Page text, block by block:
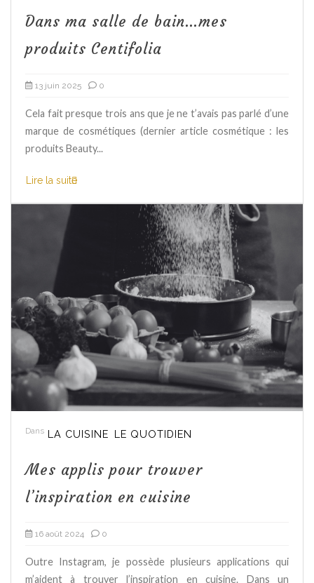
Dans ma salle de bain…mes
produits Centifolia
13 juin 2025 0
Cela fait presque trois ans que je ne t’avais pas parlé d’une
marque de cosmétiques (dernier article cosmétique : les
produits Beauty...
Lire la suite
Dans LA CUISINE LE QUOTIDIEN
Mes applis pour trouver
l’inspiration en cuisine
16 août 2024 0
Outre Instagram, je possède plusieurs applications qui
m’aident à trouver l’inspiration en cuisine. Dans un